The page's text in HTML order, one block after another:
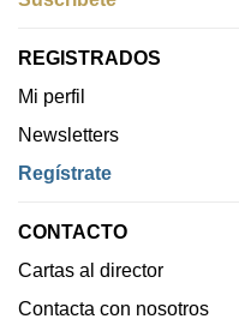
REGISTRADOS
Mi perfil
Newsletters
Regístrate
CONTACTO
Cartas al director
Contacta con nosotros